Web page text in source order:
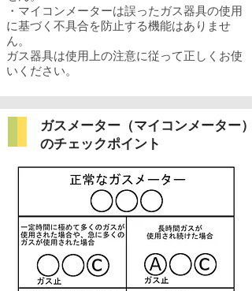
・マイコンメーターは誤ったガス器具の使用
に基づく不具合を防止する機能はありませ
ん。
ガス器具は使用上の注意に従って正しくお使
いください。
​ガスメーター（マイコンメーター）
のチェックポイント